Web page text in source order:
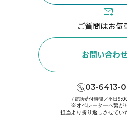
ご質問はお気
お問い合わせ
03-6413-
（電話受付時間／平日
※オペレーターへ繋が
担当より折り返しさせてい